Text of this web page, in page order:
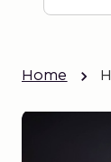
Home